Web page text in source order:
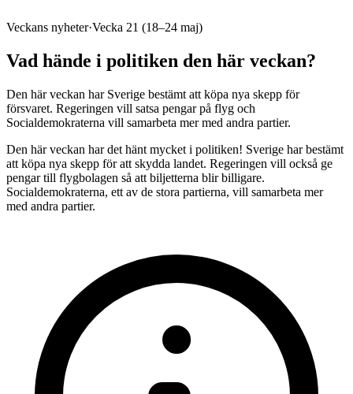
Veckans nyheter·Vecka 21 (18–24 maj)
Vad hände i politiken den här veckan?
Den här veckan har Sverige bestämt att köpa nya skepp för
försvaret. Regeringen vill satsa pengar på flyg och
Socialdemokraterna vill samarbeta mer med andra partier.
Den här veckan har det hänt mycket i politiken! Sverige har bestämt
att köpa nya skepp för att skydda landet. Regeringen vill också ge
pengar till flygbolagen så att biljetterna blir billigare.
Socialdemokraterna, ett av de stora partierna, vill samarbeta mer
med andra partier.